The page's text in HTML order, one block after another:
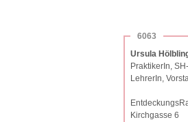
6063
Ursula
PraktikerIn, SH-
LehrerIn,
Kirchgasse 6